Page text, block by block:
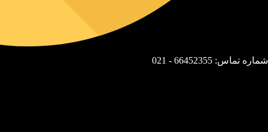
شماره تماس: 66452355 - 021